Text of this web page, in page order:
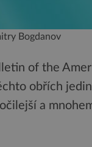
Bogdanov
of the
obřích
a